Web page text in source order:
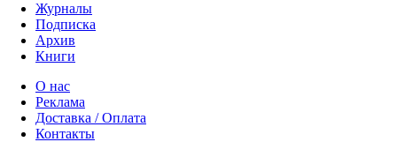
Журналы
Подписка
Архив
Книги
О нас
Реклама
Доставка / Оплата
Контакты